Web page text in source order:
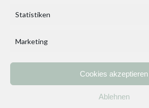
Statistiken
Marketing
Cookies akzeptieren
Ablehnen
Kontakt